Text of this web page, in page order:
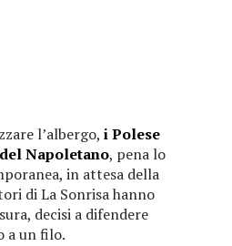
l’albergo, i Polese
Napoletano, pena lo
in attesa della
di La Sonrisa hanno
decisi a difendere
a un filo.